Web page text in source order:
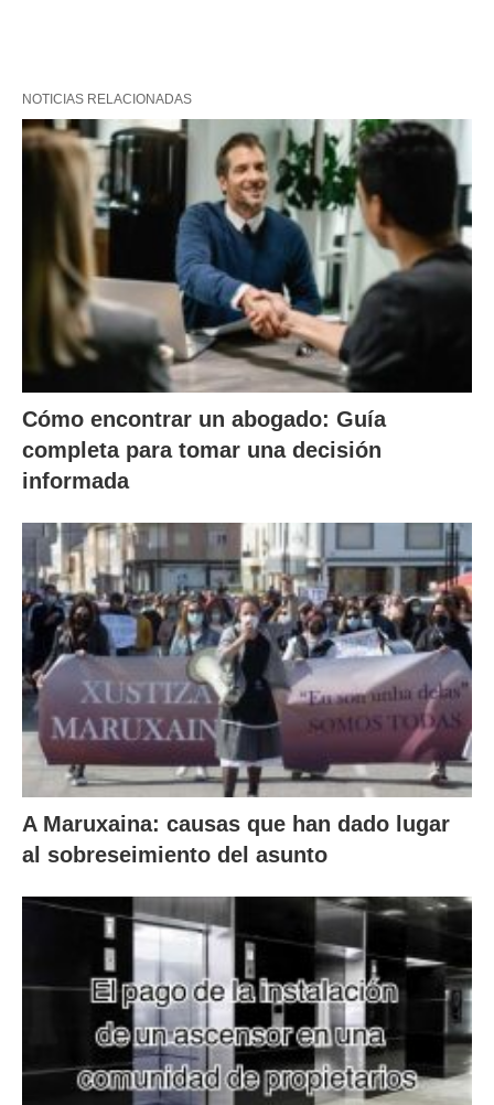
NOTICIAS RELACIONADAS
Cómo encontrar un abogado: Guía
completa para tomar una decisión
informada
A Maruxaina: causas que han dado lugar
al sobreseimiento del asunto